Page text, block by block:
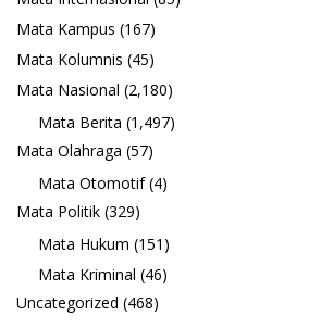
Mata Kampus (167)
Mata Kolumnis (45)
Mata Nasional (2,180)
Mata Berita (1,497)
Mata Olahraga (57)
Mata Otomotif(4)
Mata Politik (329)
Mata Hukum (151)
Mata Kriminal (46)
Uncategorized (468)